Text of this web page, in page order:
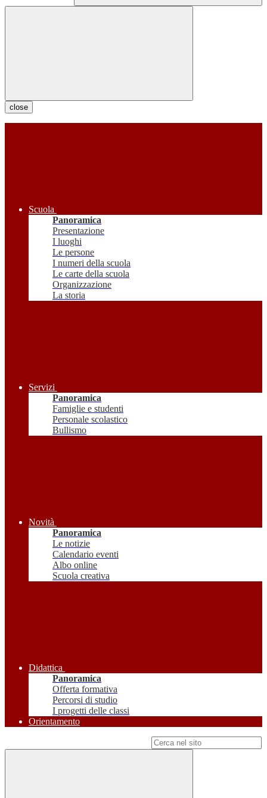
close
Scuola
Panoramica
Presentazione
I luoghi
Le persone
I numeri della scuola
Le carte della scuola
Organizzazione
La storia
Servizi
Panoramica
Famiglie e studenti
Personale scolastico
Bullismo
Novità
Panoramica
Le notizie
Calendario eventi
Albo online
Scuola creativa
Didattica
Panoramica
Offerta formativa
Percorsi di studio
I progetti delle classi
Orientamento